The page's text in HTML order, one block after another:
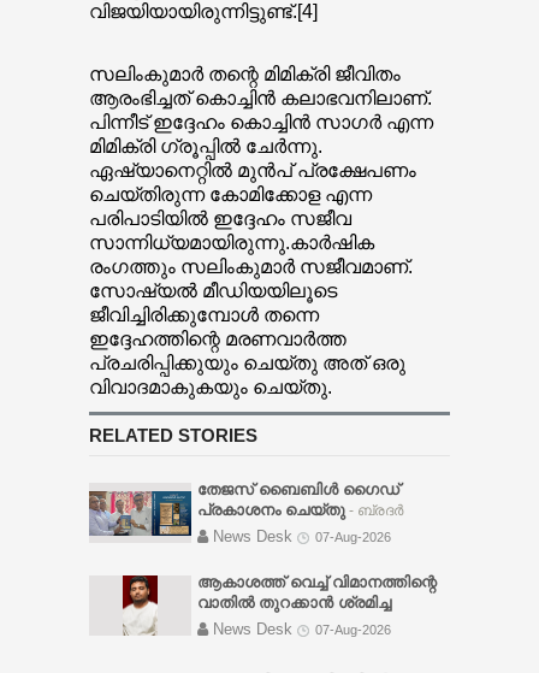
വിജയിയായിരുന്നിട്ടുണ്ട്.[4]
സലിംകുമാർ തന്റെ മിമിക്രി ജീവിതം
ആരംഭിച്ചത് കൊച്ചിൻ കലാഭവനിലാണ്.
പിന്നീട് ഇദ്ദേഹം കൊച്ചിൻ സാഗർ എന്ന
മിമിക്രി ഗ്രൂപ്പിൽ ചേർന്നു.
ഏഷ്യാനെറ്റിൽ മുൻപ് പ്രക്ഷേപണം
ചെയ്തിരുന്ന കോമിക്കോള എന്ന
പരിപാടിയിൽ ഇദ്ദേഹം സജീവ
സാന്നിധ്യമായിരുന്നു.കാർഷിക
രംഗത്തും സലിംകുമാർ സജീവമാണ്.
സോഷ്യൽ മീഡിയയിലൂടെ
ജീവിച്ചിരിക്കുമ്പോൾ തന്നെ
ഇദ്ദേഹത്തിന്റെ മരണവാർത്ത
പ്രചരിപ്പിക്കുയും ചെയ്തു അത് ഒരു
വിവാദമാകുകയും ചെയ്തു.
RELATED STORIES
തേജസ് ബൈബിൾ ഗൈഡ്
പ്രകാശനം ചെയ്തു - ബ്രദർ
സണ്ണി വർഗ്ഗീസ്, ചർച്ച് ഓഫ് ഗോഡ്
ശുശ്രൂഷകൻ പാസ്റ്റർ സി. ജെ.
തോമസിന് നൽകി പ്രകാശനം
ചെയ്യുകയും ദൈവനാമ
മഹത്വത്തിനായി സമർപ്പിച്ചു
News Desk 07-Aug-2026
ആകാശത്ത് വെച്ച് വിമാനത്തിന്റെ
വാതിൽ തുറക്കാൻ ശ്രമിച്ച
മലയാളി യുവാവ് അറസ്റ്റിൽ
News Desk 07-Aug-2026